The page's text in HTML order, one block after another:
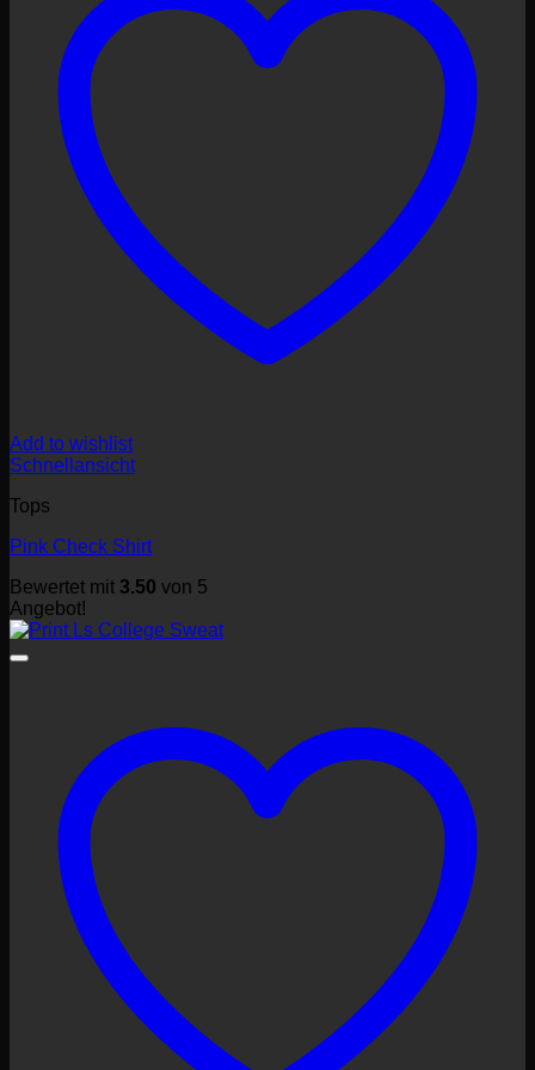
Add to wishlist
Schnellansicht
Tops
Pink Check Shirt
Bewertet mit 3.50 von 5
Angebot!